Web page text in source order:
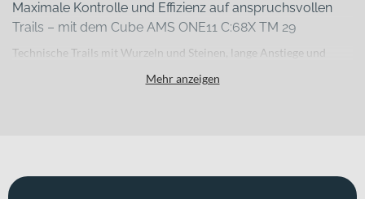
Maximale Kontrolle und Effizienz auf anspruchsvollen
Trails – mit dem Cube AMS ONE11 C:68X TM 29
Technische Trails mit Wurzeln und Steinen, lange Anstiege und
und kompromisslos leistungsfähig ist. Genau hier setzt das Cube
Mehr anzeigen